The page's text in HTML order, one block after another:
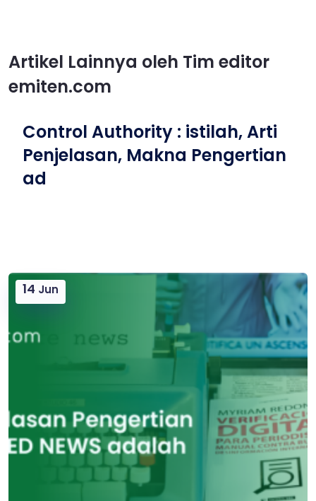
Artikel Lainnya oleh Tim editor
emiten.com
Control Authority : istilah, Arti
Penjelasan, Makna Pengertian
ad
14 Jun